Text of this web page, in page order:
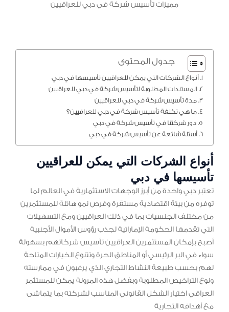
مميزات تأسيس شركة في دبي للعراقيين
جدول المحتوى
أنواع الشركات التي يمكن للعراقيين تأسيسها في دبي
المستندات المطلوبة لتأسيس شركة في دبي للعراقيين
مدة تأسيس شركة في دبي للعراقيين
ما هي تكلفة تأسيس شركة في دبي للعراقيين؟
دور شركتنا في تأسيس شركة في دبي
أسئلة شائعة عن تأسيس شركة في دبي
أنواع الشركات التي يمكن للعراقيين
تأسيسها في دبي
تعتبر دبي واحدة من أبرز الوجهات الاستثمارية في العالم لما
توفره من بيئة اقتصادية مستقرة وفرص نمو هائلة للمستثمرين
من مختلف الجنسيات بما في ذلك العراقيين ومع التسهيلات
التي تقدمها الحكومة الإماراتية لجذب رؤوس الأموال الأجنبية
أصبح بإمكان المستثمرين العراقيين تأسيس شركاتهم بسهولة
سواء في البر الرئيسي أو المناطق الحرة وتتنوع الخيارات المتاحة
لهم بحسب طبيعة النشاط التجاري الذي يرغبون في ممارسته
ونوع التراخيص المطلوبة وبفضل هذه المرونة يمكن للمستثمر
العراقي اختيار الشكل القانوني المناسب لشركته بما يتماشى
مع أهدافه التجارية